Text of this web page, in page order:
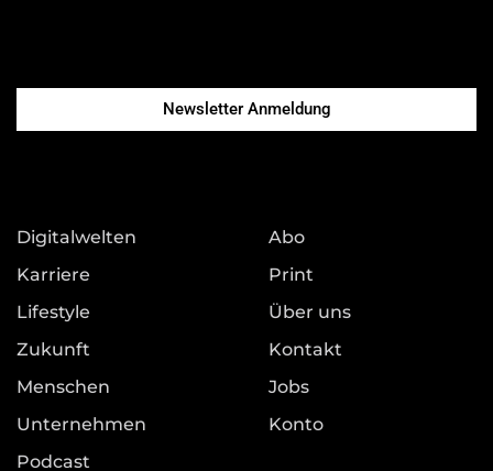
Newsletter Anmeldung
Digitalwelten
Karriere
Lifestyle
Zukunft
Menschen
Unternehmen
Podcast
Abo
Print
Über uns
Kontakt
Jobs
Konto